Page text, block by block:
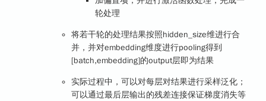
轮处理
将若干轮的处理结果按照hidden_size维进行合
并，并对embedding维度进行pooling得到
[batch,embedding]的output层即为结果
实际过程中，可以对每层对结果进行采样泛化；
可以通过最后层输出的残差连接保证梯度消失等